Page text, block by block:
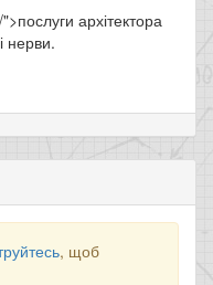
архітектора
нерви.
, щоб